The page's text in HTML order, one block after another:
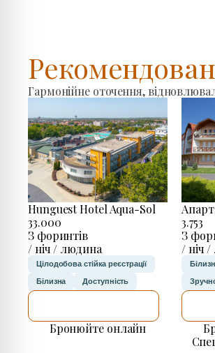
Гармонійне оточення,
Hunguest Hotel Aqua-Sol
33.000
З форинтів
/ ніч / людина
Цілодобова стійка реєстрації
Білизна Доступність
Бронюйте онлайн
3.753
З
/ ніч